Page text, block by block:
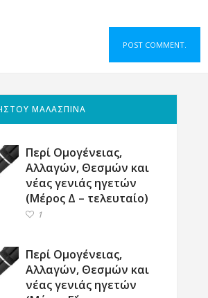
ΜΑΛΑΣΠΙΝΑ
Περί Ομογένειας,
Αλλαγών, Θεσμών και
νέας γενιάς ηγετών
(Μέρος Δ – τελευταίο)
1
Περί Ομογένειας,
Αλλαγών, Θεσμών και
νέας γενιάς ηγετών